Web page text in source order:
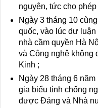
nguyên, tức cho
Ngày 3 tháng 10
quốc, vào lúc dư
nhà cầm quyền Hà
và Công nghệ
Kinh ;
Ngày 28 tháng 6
gia biểu tình chống
được Đảng và Nhà